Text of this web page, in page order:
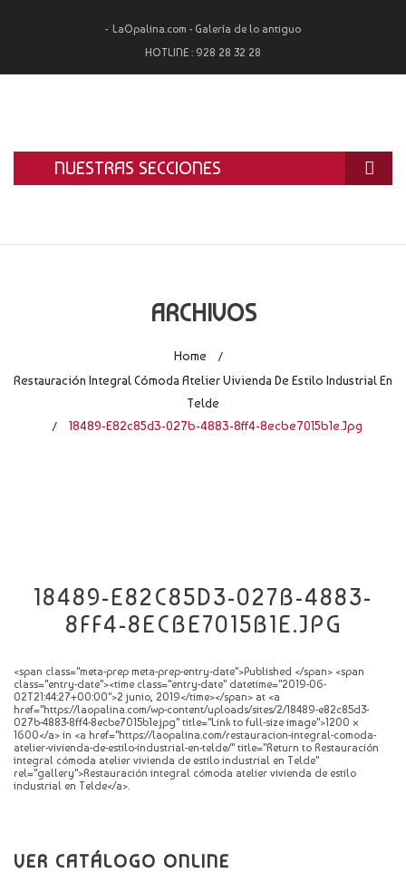
LaOpalina.com - Galería de lo antiguo
HOTLINE : 928 28 32 28
NUESTRAS SECCIONES
LA OPALINA
TASACIÓN Y COMPRA
CATÁLOGO
ARCHIVOS
Home /
Restauración Integral Cómoda Atelier Vivienda De Estilo Industrial En
Telde
/ 18489-E82c85d3-027b-4883-8ff4-8ecbe7015b1e.jpg
18489-E82C85D3-027B-4883-
8FF4-8ECBE7015B1E.JPG
<span class="meta-prep meta-prep-entry-date">Published </span> <span
class="entry-date"><time class="entry-date" datetime="2019-06-
02T21:44:27+00:00">2 junio, 2019</time></span> at <a
href="https://laopalina.com/wp-content/uploads/sites/2/18489-e82c85d3-
027b-4883-8ff4-8ecbe7015b1e.jpg" title="Link to full-size image">1200 ×
1600</a> in <a href="https://laopalina.com/restauracion-integral-comoda-
atelier-vivienda-de-estilo-industrial-en-telde/" title="Return to Restauración
integral cómoda atelier vivienda de estilo industrial en Telde"
rel="gallery">Restauración integral cómoda atelier vivienda de estilo
industrial en Telde</a>.
VER CATÁLOGO ONLINE